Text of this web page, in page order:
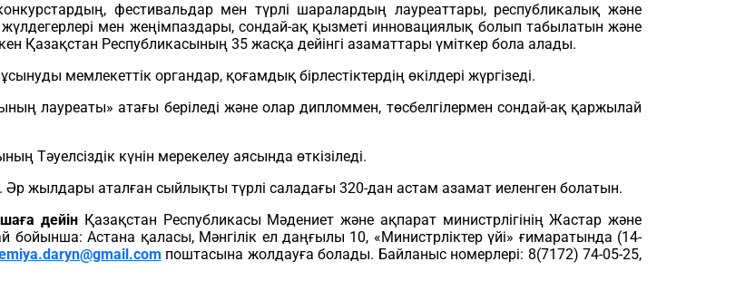
фестивальдар мен түрлі шаралардың лауреаттары, республикалық және
мен жеңімпаздары, сондай-ақ қызметі инновациялық болып табылатын және
Қазақстан Республикасының 35 жасқа дейінгі азаматтары үміткер бола алады.
мемлекеттiк органдар, қоғамдық бiрлестiктердің өкілдері жүргiзедi.
лауреаты» атағы беріледі және олар дипломмен, төсбелгілермен сондай-ақ қаржылай
күнін мерекелеу аясында өткізіледі.
жылдары аталған сыйлықты түрлі саладағы 320-дан астам азамат иеленген болатын.
дейін Қазақстан Республикасы Мәдениет және ақпарат министрлігінің Жастар және
Астана қаласы, Мәнгілік ел даңғылы 10, «Министрліктер үйі» ғимаратында (14-
поштасына жолдауға болады. Байланыс номерлері: 8(7172) 74-05-25,